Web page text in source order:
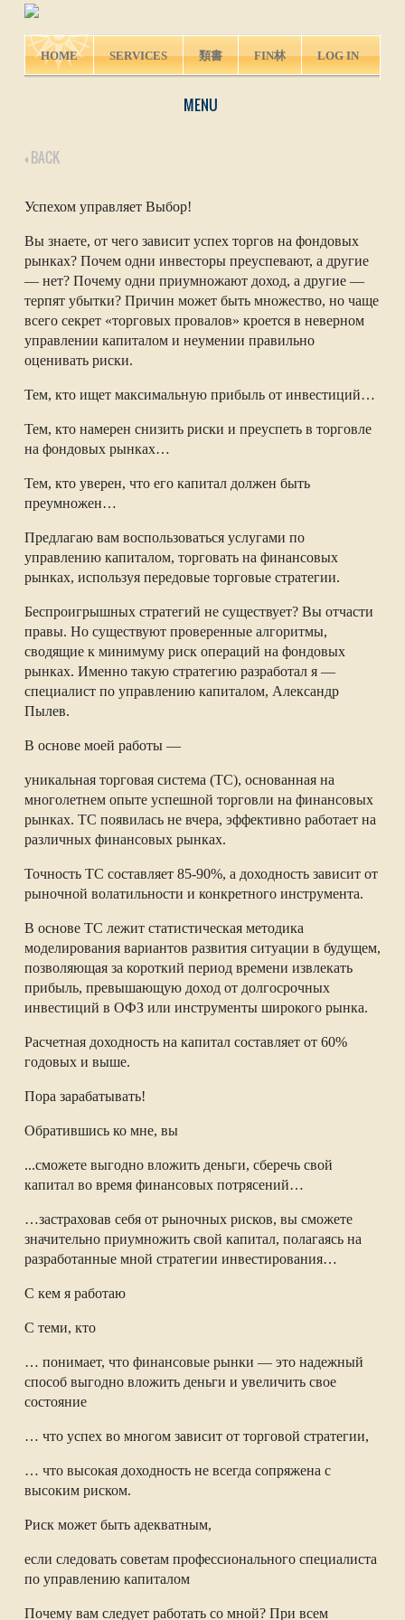
HOME SERVICES 類書 FIN林 LOG IN
MENU
BACK
Успехом управляет Выбор!
Вы знаете, от чего зависит успех торгов на фондовых
рынках? Почем одни инвесторы преуспевают, а другие
— нет? Почему одни приумножают доход, а другие —
терпят убытки? Причин может быть множество, но чаще
всего секрет «торговых провалов» кроется в неверном
управлении капиталом и неумении правильно
оценивать риски.
Тем, кто ищет максимальную прибыль от инвестиций…
Тем, кто намерен снизить риски и преуспеть в торговле
на фондовых рынках…
Тем, кто уверен, что его капитал должен быть
преумножен…
Предлагаю вам воспользоваться услугами по
управлению капиталом, торговать на финансовых
рынках, используя передовые торговые стратегии.
Беспроигрышных стратегий не существует? Вы отчасти
правы. Но существуют проверенные алгоритмы,
сводящие к минимуму риск операций на фондовых
рынках. Именно такую стратегию разработал я —
специалист по управлению капиталом, Александр
Пылев.
В основе моей работы —
уникальная торговая система (ТС), основанная на
многолетнем опыте успешной торговли на финансовых
рынках. ТС появилась не вчера, эффективно работает на
различных финансовых рынках.
Точность ТС составляет 85-90%, а доходность зависит от
рыночной волатильности и конкретного инструмента.
В основе ТС лежит статистическая методика
моделирования вариантов развития ситуации в будущем,
позволяющая за короткий период времени извлекать
прибыль, превышающую доход от долгосрочных
инвестиций в ОФЗ или инструменты широкого рынка.
Расчетная доходность на капитал составляет от 60%
годовых и выше.
Пора зарабатывать!
Обратившись ко мне, вы
...сможете выгодно вложить деньги, сберечь свой
капитал во время финансовых потрясений…
…застраховав себя от рыночных рисков, вы сможете
значительно приумножить свой капитал, полагаясь на
разработанные мной стратегии инвестирования…
С кем я работаю
С теми, кто
… понимает, что финансовые рынки — это надежный
способ выгодно вложить деньги и увеличить свое
состояние
… что успех во многом зависит от торговой стратегии,
… что высокая доходность не всегда сопряжена с
высоким риском.
Риск может быть адекватным,
если следовать советам профессионального специалиста
по управлению капиталом
Почему вам следует работать со мной? При всем